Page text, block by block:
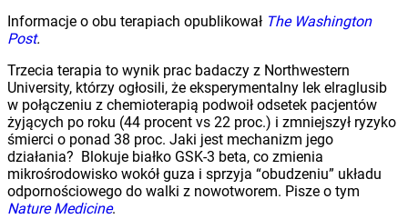
Informacje o obu terapiach opublikował The Washington
Post.
Trzecia terapia to wynik prac badaczy z Northwestern
University, którzy ogłosili, że eksperymentalny lek elraglusib
w połączeniu z chemioterapią podwoił odsetek pacjentów
żyjących po roku (44 procent vs 22 proc.) i zmniejszył ryzyko
śmierci o ponad 38 proc. Jaki jest mechanizm jego
działania? Blokuje białko GSK-3 beta, co zmienia
mikrośrodowisko wokół guza i sprzyja “obudzeniu” układu
odpornościowego do walki z nowotworem. Pisze o tym
Nature Medicine.